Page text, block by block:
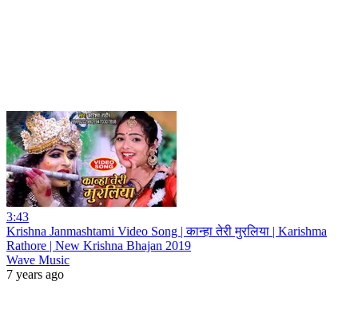
3:43
Krishna Janmashtami Video Song | कान्हा तेरी मुरलिया | Karishma
Rathore | New Krishna Bhajan 2019
Wave Music
7 years ago